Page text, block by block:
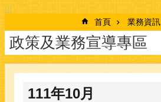
:::
首頁 業務資訊
政策及業務宣導專區
111年10月